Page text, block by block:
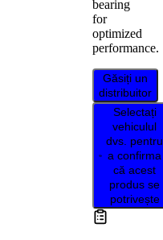
bearing
for
optimized
performance.
Găsiți un
distribuitor
Selectați
vehiculul
dvs. pentru
a confirma
că acest
produs se
potrivește